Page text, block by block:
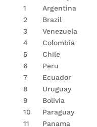
1
Argentina
2
Brazil
3
Venezuela
4
Colombia
5
Chile
6
Peru
7
Ecuador
8
Uruguay
9
Bolivia
10
Paraguay
11
Panama